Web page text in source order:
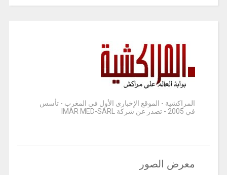
المراكشية - الموقع الإخباري الأول في المغرب - تأسس
في 2005 - تصدر عن شركة IMAR MED-SARL
معرض الصور